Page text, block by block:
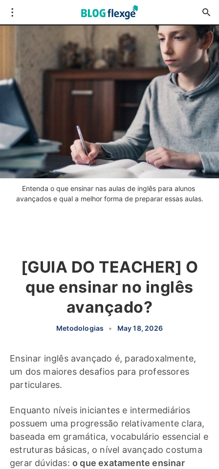
Entenda o que ensinar nas aulas de inglês para alunos
avançados e qual a melhor forma de preparar essas aulas.
[GUIA DO TEACHER] O
que ensinar no inglês
avançado?
Metodologias • May 18, 2026
Ensinar inglês avançado é, paradoxalmente,
um dos maiores desafios para professores
particulares.
Enquanto níveis iniciantes e intermediários
possuem uma progressão relativamente clara,
baseada em gramática, vocabulário essencial e
estruturas básicas, o nível avançado costuma
gerar dúvidas: o que exatamente ensinar